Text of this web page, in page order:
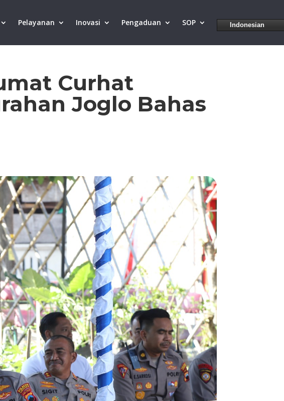
Pelayanan Inovasi Pengaduan SOP Indonesian
Curhat
Joglo Bahas